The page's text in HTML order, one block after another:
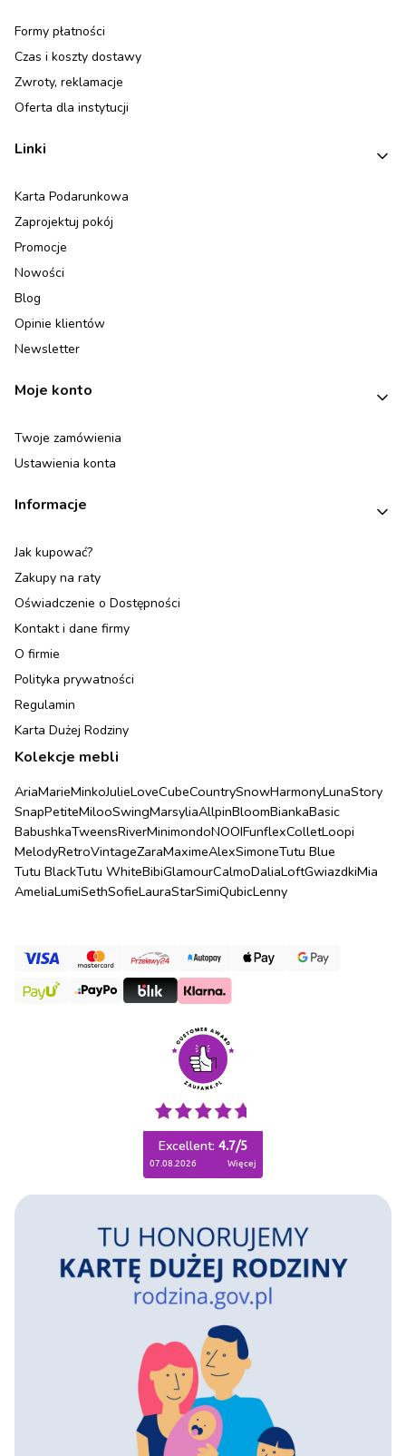
Formy płatności
Czas i koszty dostawy
Zwroty, reklamacje
Oferta dla instytucji
Linki
Karta Podarunkowa
Zaprojektuj pokój
Promocje
Nowości
Blog
Opinie klientów
Newsletter
Moje konto
Twoje zamówienia
Ustawienia konta
Informacje
Jak kupować?
Zakupy na raty
Oświadczenie o Dostępności
Kontakt i dane firmy
O firmie
Polityka prywatności
Regulamin
Karta Dużej Rodziny
Kolekcje mebli
AriaMarieMinkoJulieLoveCubeCountrySnowHarmonyLunaStory
SnapPetiteMilooSwingMarsyliaAllpinBloomBiankaBasic
BabushkaTweensRiverMinimondoNOOIFunflexColletLoopi
MelodyRetroVintageZaraMaximeAlexSimoneTutu Blue
Tutu BlackTutu WhiteBibiGlamourCalmoDaliaLoftGwiazdkiMia
AmeliaLumiSethSofieLauraStarSimiQubicLenny
Excellent: 4.7/5
07.08.2026 więcej